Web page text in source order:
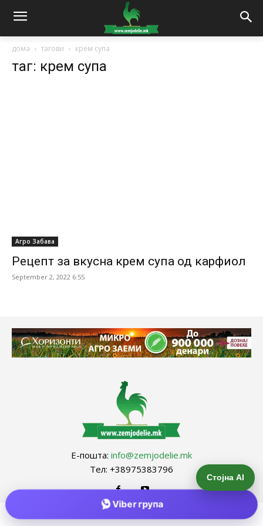
дома тагови крем супа
таг: крем супа
Агро Забава
Рецепт за вкусна крем супа од карфиол
September 2, 2022 6:55
Е-пошта: info@zemjodelie.mk
Тел: +38975383796
Стојна AI
Viber група